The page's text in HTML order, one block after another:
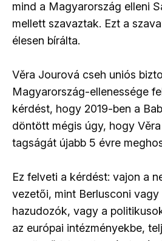
mind a Magyarország elleni
mellett szavaztak. Ezt a
élesen bírálta.
Věra Jourová cseh uniós
Magyarország-ellenessége
kérdést, hogy 2019-ben a
döntött mégis úgy, hogy
tagságát újabb 5 évre
Ez felveti a kérdést: vajon a
vezetői, mint Berlusconi
hazudozók, vagy a
az európai intézményekbe,